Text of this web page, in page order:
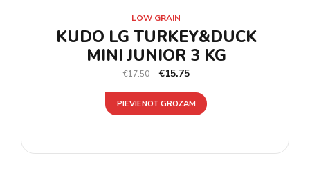
LOW GRAIN
KUDO LG TURKEY&DUCK
MINI JUNIOR 3 KG
€17.50 €15.75
PIEVIENOT GROZAM